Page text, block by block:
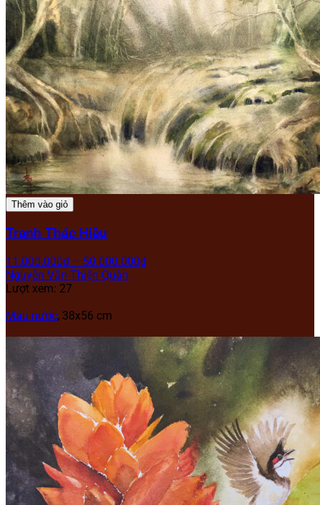
Thêm vào giỏ
Tranh Thác Hiêu
11.000.000₫ – 50.000.000₫
Nguyễn Văn Thiện Quân
Lượt xem: 27
Màu nước, 38x56 cm